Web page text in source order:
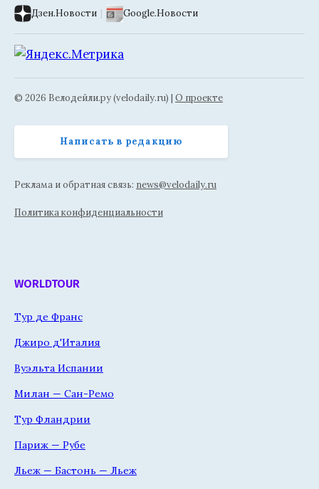
Дзен.Новости | Google.Новости
© 2026 Велодейли.ру (velodaily.ru) | О проекте
Написать в редакцию
Реклама и обратная связь: news@velodaily.ru
Политика конфиденциальности
WORLDTOUR
Тур де Франс
Джиро д'Италия
Вуэльта Испании
Милан — Сан-Ремо
Тур Фландрии
Париж — Рубе
Льеж — Бастонь — Льеж